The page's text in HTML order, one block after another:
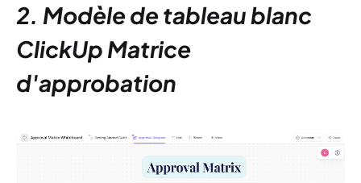
2. Modèle de tableau blanc
ClickUp Matrice
d'approbation